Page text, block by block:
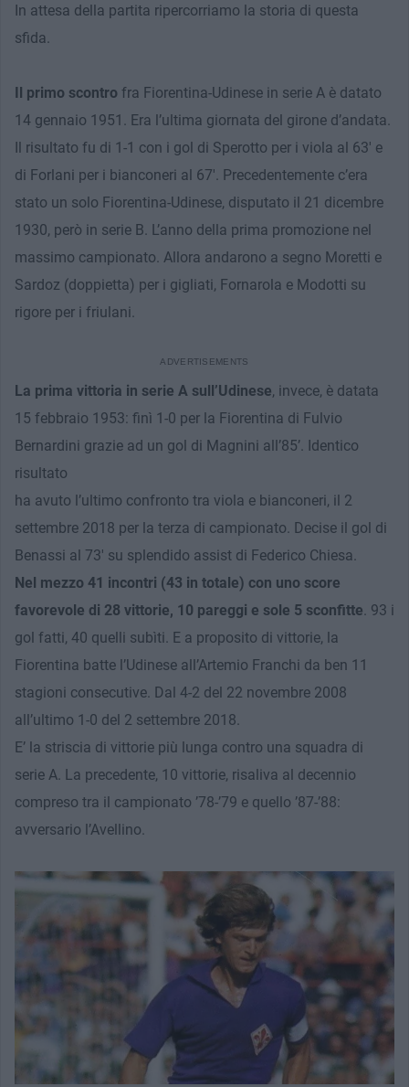
In attesa della partita ripercorriamo la storia di questa
sfida.
Il primo scontro fra Fiorentina-Udinese in serie A è datato
14 gennaio 1951. Era l’ultima giornata del girone d’andata.
Il risultato fu di 1-1 con i gol di Sperotto per i viola al 63′ e
di Forlani per i bianconeri al 67′. Precedentemente c’era
stato un solo Fiorentina-Udinese, disputato il 21 dicembre
1930, però in serie B. L’anno della prima promozione nel
massimo campionato. Allora andarono a segno Moretti e
Sardoz (doppietta) per i gigliati, Fornarola e Modotti su
rigore per i friulani.
La prima vittoria in serie A sull’Udinese, invece, è datata
15 febbraio 1953: finì 1-0 per la Fiorentina di Fulvio
Bernardini grazie ad un gol di Magnini all’85’. Identico
risultato
ha avuto l’ultimo confronto tra viola e bianconeri, il 2
settembre 2018 per la terza di campionato. Decise il gol di
Benassi al 73′ su splendido assist di Federico Chiesa.
Nel mezzo 41 incontri (43 in totale) con uno score
favorevole di 28 vittorie, 10 pareggi e sole 5 sconfitte . 93 i
gol fatti, 40 quelli subìti. E a proposito di vittorie, la
Fiorentina batte l’Udinese all’Artemio Franchi da ben 11
stagioni consecutive. Dal 4-2 del 22 novembre 2008
all’ultimo 1-0 del 2 settembre 2018.
E’ la striscia di vittorie più lunga contro una squadra di
serie A. La precedente, 10 vittorie, risaliva al decennio
compreso tra il campionato ’78-’79 e quello ’87-’88:
avversario l’Avellino.